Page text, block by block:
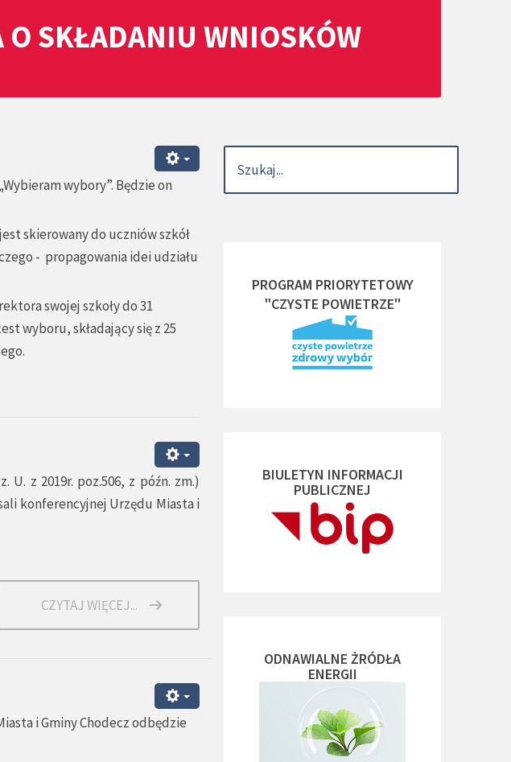
SKŁADANIU WNIOSKÓW
wybory”. Będzie on
skierowany do uczniów szkół
- propagowania idei udziału
swojej szkoły do 31
wyboru, składający się z 25
z 2019r. poz.506, z późn. zm.)
konferencyjnej Urzędu Miasta i
CZYTAJ WIĘCEJ...
i Gminy Chodecz odbędzie
PROGRAM PRIORYTETOWY
"CZYSTE POWIETRZE"
BIULETYN INFORMACJI
PUBLICZNEJ
ODNAWIALNE ŻRÓDŁA
ENERGII